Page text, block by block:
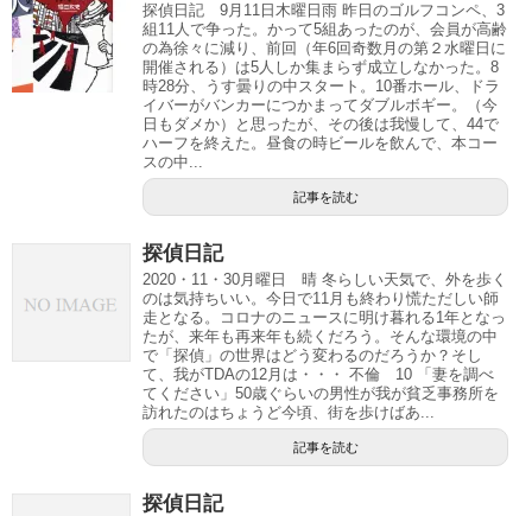
探偵日記 9月11日木曜日雨 昨日のゴルフコンペ、3
組11人で争った。かって5組あったのが、会員が高齢
の為徐々に減り、前回（年6回奇数月の第２水曜日に
開催される）は5人しか集まらず成立しなかった。8
時28分、うす曇りの中スタート。10番ホール、ドラ
イバーがバンカーにつかまってダブルボギー。（今
日もダメか）と思ったが、その後は我慢して、44で
ハーフを終えた。昼食の時ビールを飲んで、本コー
スの中...
記事を読む
探偵日記
2020・11・30月曜日 晴 冬らしい天気で、外を歩く
のは気持ちいい。今日で11月も終わり慌ただしい師
走となる。コロナのニュースに明け暮れる1年となっ
たが、来年も再来年も続くだろう。そんな環境の中
で「探偵」の世界はどう変わるのだろうか？そし
て、我がTDAの12月は・・・ 不倫 10 「妻を調べ
てください」50歳ぐらいの男性が我が貧乏事務所を
訪れたのはちょうど今頃、街を歩けばあ...
記事を読む
探偵日記